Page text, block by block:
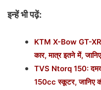
इन्हें भी पढ़ें:
KTM X-Bow GT-
कार, मात्र इतने में, जानिए
TVS Ntorq 150:
150cc स्कूटर, जानिए